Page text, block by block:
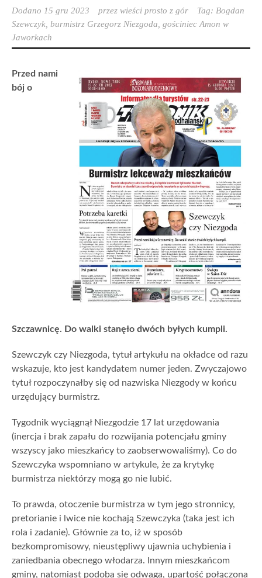
Dodano 15 gru 2023 przez wieści prosto z gór Tag: Bogdan
Szewczyk burmistrz Grzegorz Niezgoda gościniec Amon w
Jaworkach
Przed nami
bój o
Szczawnicę. Do walki stanęło dwóch byłych kumpli.
Szewczyk czy Niezgoda, tytuł artykułu na okładce od razu
wskazuje, kto jest kandydatem numer jeden. Zwyczajowo
tytuł rozpoczynałby się od nazwiska Niezgody w końcu
urzędujący burmistrz.
Tygodnik wyciągnął Niezgodzie 17 lat urzędowania
(inercja i brak zapału do rozwijania potencjału gminy
wszyscy jako mieszkańcy to zaobserwowaliśmy). Co do
Szewczyka wspomniano w artykule, że za krytykę
burmistrza niektórzy mogą go nie lubić.
To prawda, otoczenie burmistrza w tym jego stronnicy,
pretorianie i lwice nie kochają Szewczyka (taka jest ich
rola i zadanie). Głównie za to, iż w sposób
bezkompromisowy, nieustępliwy ujawnia uchybienia i
zaniedbania obecnego włodarza. Innym mieszkańcom
gminy, natomiast podoba się odwaga, upartość połączona